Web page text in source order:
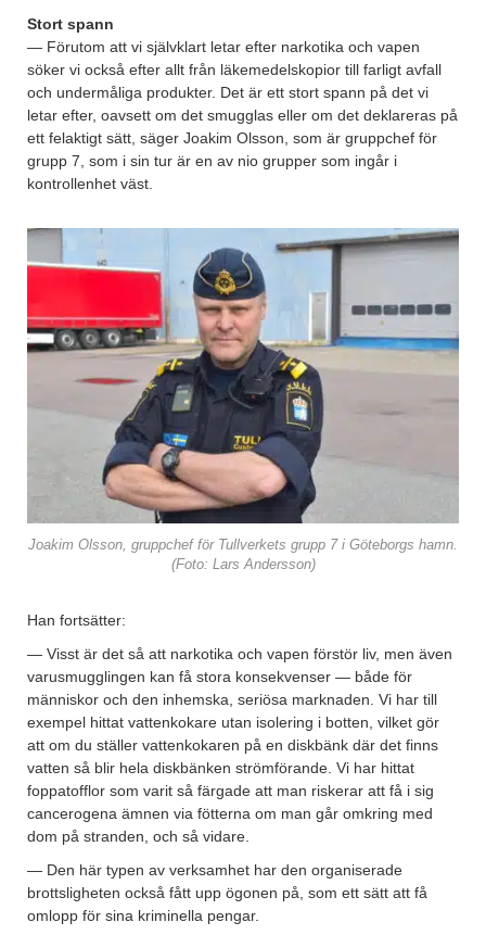
Stort spann
— Förutom att vi självklart letar efter narkotika och vapen
söker vi också efter allt från läkemedelskopior till farligt avfall
och undermåliga produkter. Det är ett stort spann på det vi
letar efter, oavsett om det smugglas eller om det deklareras på
ett felaktigt sätt, säger Joakim Olsson, som är gruppchef för
grupp 7, som i sin tur är en av nio grupper som ingår i
kontrollenhet väst.
Joakim Olsson, gruppchef för Tullverkets grupp 7 i Göteborgs hamn.
(Foto: Lars Andersson)
Han fortsätter:
— Visst är det så att narkotika och vapen förstör liv, men även
varusmugglingen kan få stora konsekvenser — både för
människor och den inhemska, seriösa marknaden. Vi har till
exempel hittat vattenkokare utan isolering i botten, vilket gör
att om du ställer vattenkokaren på en diskbänk där det finns
vatten så blir hela diskbänken strömförande. Vi har hittat
foppatofflor som varit så färgade att man riskerar att få i sig
cancerogena ämnen via fötterna om man går omkring med
dom på stranden, och så vidare.
— Den här typen av verksamhet har den organiserade
brottsligheten också fått upp ögonen på, som ett sätt att få
omlopp för sina kriminella pengar.